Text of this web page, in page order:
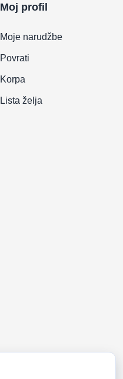
Moj profil
Moje narudžbe
Povrati
Korpa
Lista želja